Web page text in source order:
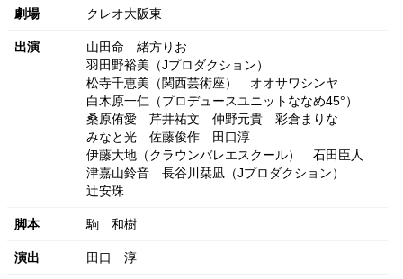
劇場 クレオ大阪東
出演 山田命
緒方りお
羽田野裕美（Jプロダクション）
松寺千恵美（関西芸術座）
オオサワシンヤ
白木原一仁（プロデュースユニットななめ45°）
桑原侑愛
芹井祐文 仲野元貴
彩倉まりな
みなと光
佐藤俊作
田口淳
伊藤大地（クラウンバレエスクール）
石田臣人
津嘉山鈴音
長谷川栞凪（Jプロダクション）
辻安珠
脚本 駒 和樹
演出 田口 淳